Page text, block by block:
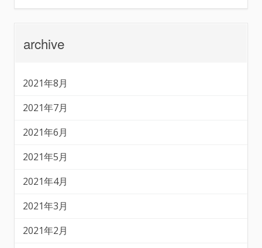
archive
2021年8月
2021年7月
2021年6月
2021年5月
2021年4月
2021年3月
2021年2月